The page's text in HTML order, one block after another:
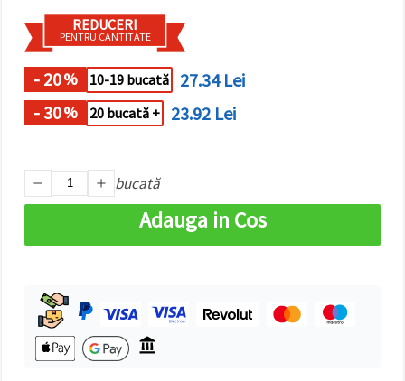
Аcceptati
toate!
Setări
REDUCERI
PENTRU CANTITATE
- 20% 10-19 bucată
27.34 Lei
- 30% 20 bucată + 23.92 Lei
bucată
Adauga in Cos